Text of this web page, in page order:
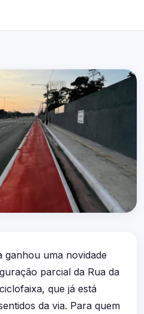
ganhou uma novidade
parcial da Rua da
que já está
da via. Para quem